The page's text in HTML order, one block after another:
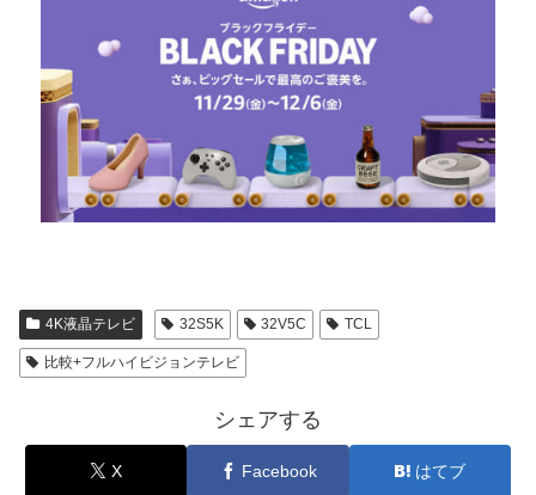
4K液晶テレビ 32S5K 32V5C TCL
比較+フルハイビジョンテレビ
シェアする
X Facebook はてブ